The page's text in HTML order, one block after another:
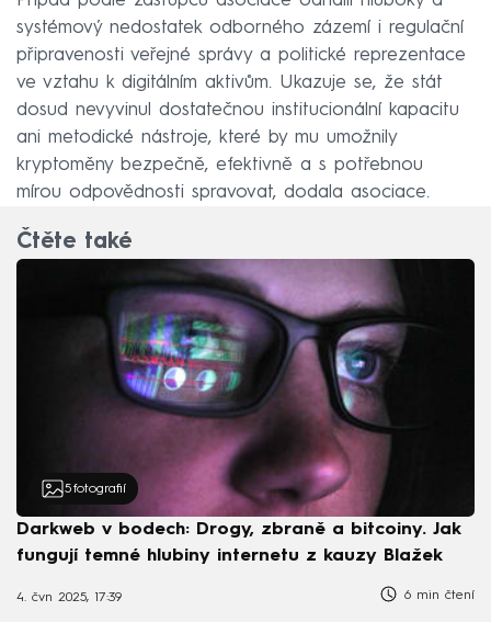
systémový nedostatek odborného zázemí i regulační
připravenosti veřejné správy a politické reprezentace
ve vztahu k digitálním aktivům. Ukazuje se, že stát
dosud nevyvinul dostatečnou institucionální kapacitu
ani metodické nástroje, které by mu umožnily
kryptoměny bezpečně, efektivně a s potřebnou
mírou odpovědnosti spravovat, dodala asociace.
Čtěte také
5 fotografií
Darkweb v bodech: Drogy, zbraně a bitcoiny. Jak
fungují temné hlubiny internetu z kauzy Blažek
4. čvn 2025, 17:39 6 min čtení